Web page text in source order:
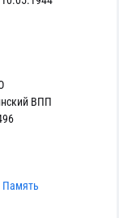
ВПП
Память